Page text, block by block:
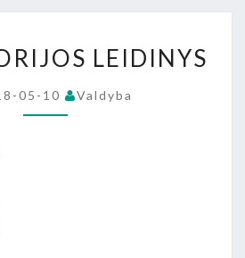
ISTORIJOS
LEIDINYS
LEIDINYS
05-10 Valdyba